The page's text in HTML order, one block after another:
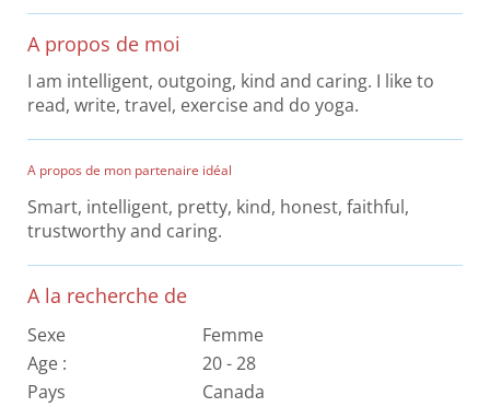
A propos de moi
I am intelligent, outgoing, kind and caring. I like to
read, write, travel, exercise and do yoga.
A propos de mon partenaire idéal
Smart, intelligent, pretty, kind, honest, faithful,
trustworthy and caring.
A la recherche de
Sexe
Femme
Age :
20 - 28
Pays
Canada